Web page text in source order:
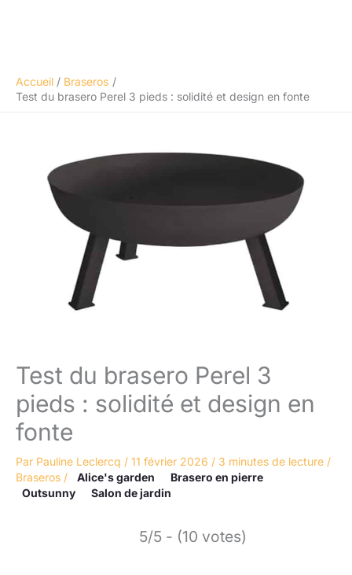
Accueil
Braseros
Test du brasero Perel 3 pieds : solidité et design en fonte
Test du brasero Perel 3
pieds : solidité et design en
fonte
Par Pauline Leclercq / 11 février 2026 / 3 minutes de lecture /
Braseros / Alice's garden
Brasero en pierre
Outsunny
Salon de jardin
5/5 - (10 votes)